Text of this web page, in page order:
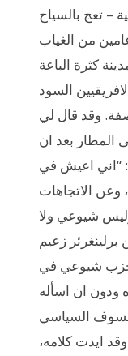
– تعج بالسياح
من الغياب
كثرة الباعة
السود
وقد قال لي
المطار بعد ان
“اني اعيش في
وعن الاتجاهات
شيوعي ولا
زعيم
حزب شيوعي في
ودون ان اسأله
السياسي
ايدت كلامه،